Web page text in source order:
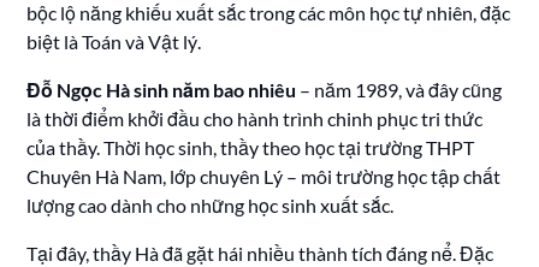
bộc lộ năng khiếu xuất sắc trong các môn học tự nhiên, đặc
biệt là Toán và Vật lý.
Đỗ Ngọc Hà sinh năm bao nhiêu – năm 1989, và đây cũng
là thời điểm khởi đầu cho hành trình chinh phục tri thức
của thầy. Thời học sinh, thầy theo học tại trường THPT
Chuyên Hà Nam, lớp chuyên Lý – môi trường học tập chất
lượng cao dành cho những học sinh xuất sắc.
Tại đây, thầy Hà đã gặt hái nhiều thành tích đáng nể. Đặc